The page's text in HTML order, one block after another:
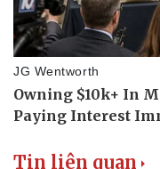
Tin liên quan